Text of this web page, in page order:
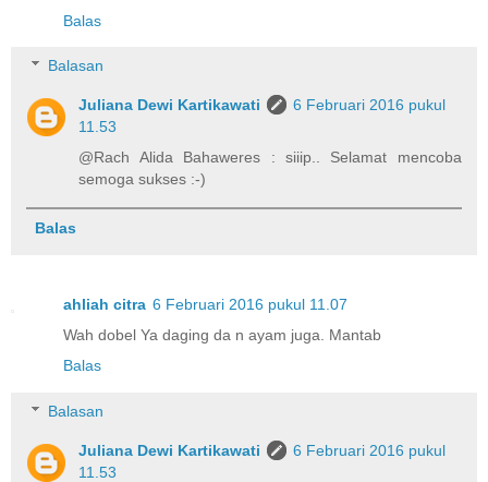
Balas
Balasan
Juliana Dewi Kartikawati
6 Februari 2016 pukul
11.53
@Rach Alida Bahaweres : siiip.. Selamat mencoba
semoga sukses :-)
Balas
ahliah citra 6 Februari 2016 pukul 11.07
Wah dobel Ya daging da n ayam juga. Mantab
Balas
Balasan
Juliana Dewi Kartikawati
6 Februari 2016 pukul
11.53